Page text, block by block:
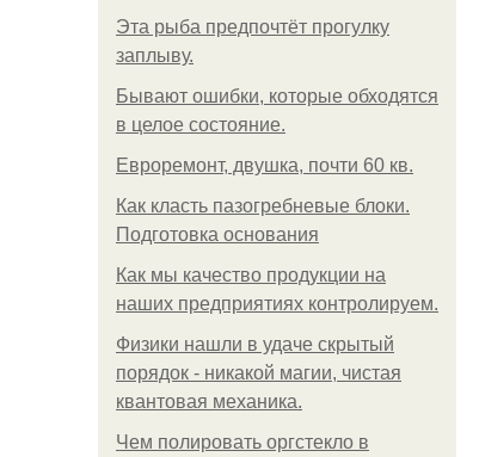
Эта рыба предпочтёт прогулку
заплыву.
Бывают ошибки, которые обходятся
в целое состояние.
Евроремонт, двушка, почти 60 кв.
Как класть пазогребневые блоки.
Подготовка основания
Как мы качество продукции на
наших предприятиях контролируем.
Физики нашли в удаче скрытый
порядок - никакой магии, чистая
квантовая механика.
Чем полировать оргстекло в